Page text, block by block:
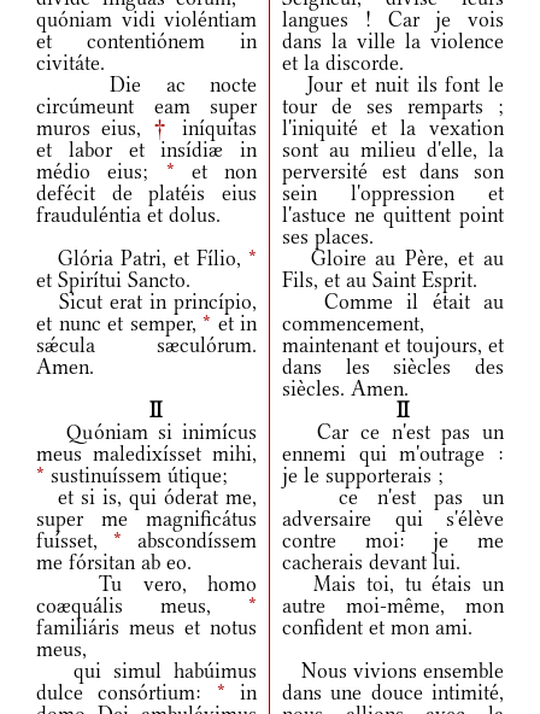
quóniam vidi violéntiam
et contentiónem in
civitáte.
langues ! Car je vois
dans la ville la violence
et la discorde.
Die ac nocte
circúmeunt eam super
muros eius, †
iníquitas
et labor et insídiæ in
médio eius; * et non
defécit de platéis eius
frauduléntia et dolus.
Jour et nuit ils font le
tour de ses remparts ;
l'iniquité et la vexation
sont au milieu d'elle, la
perversité est dans son
sein l'oppression et
l'astuce ne quittent point
ses places.
Glória Patri, et Fílio, *
et Spirítui Sancto.
Gloire au Père, et au
Fils, et au Saint Esprit.
Sicut erat in princípio,
et nunc et semper, * et in
sǽcula sæculórum.
Amen.
Comme il était au
commencement,
maintenant et toujours, et
dans les siècles des
siècles. Amen.
II
II
Quóniam si inimícus
meus maledixísset mihi,
* sustinuíssem útique;
Car ce n'est pas un
ennemi qui m'outrage :
je le supporterais ;
et si is, qui óderat me,
super me magnificátus
fuísset, * abscondíssem
me fórsitan ab eo.
ce n'est pas un
adversaire qui s'élève
contre moi: je me
cacherais devant lui.
Tu vero, homo
coæquális meus, *
familiáris meus et notus
meus,
Mais toi, tu étais un
autre moi-même, mon
confident et mon ami.
qui simul habúimus
dulce consórtium: * in
Nous vivions ensemble
dans une douce intimité,